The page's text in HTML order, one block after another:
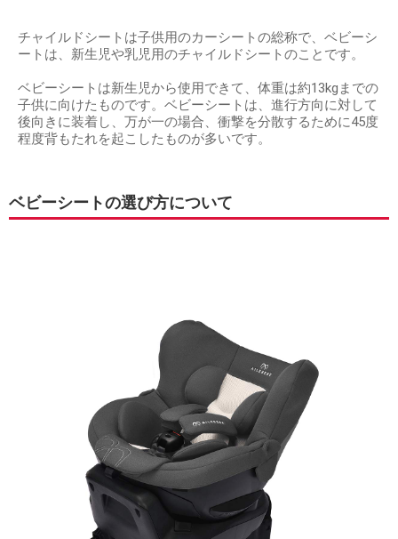
チャイルドシートは子供用のカーシートの総称で、ベビーシ
ートは、新生児や乳児用のチャイルドシートのことです。
ベビーシートは新生児から使用できて、体重は約13kgまでの
子供に向けたものです。ベビーシートは、進行方向に対して
後向きに装着し、万が一の場合、衝撃を分散するために45度
程度背もたれを起こしたものが多いです。
ベビーシートの選び方について